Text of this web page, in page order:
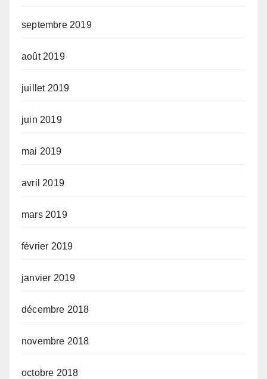
septembre 2019
août 2019
juillet 2019
juin 2019
mai 2019
avril 2019
mars 2019
février 2019
janvier 2019
décembre 2018
novembre 2018
octobre 2018